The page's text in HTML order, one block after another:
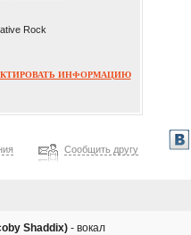
Rock
ИНФОРМАЦИЮ
Сообщить другу
Shaddix) - вокал